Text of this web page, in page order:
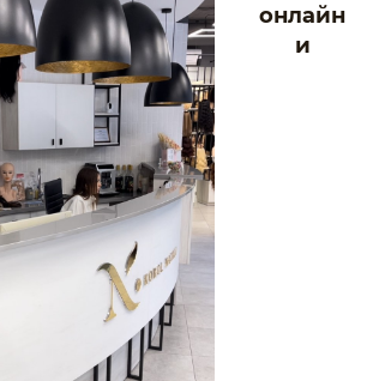
онлайн
и